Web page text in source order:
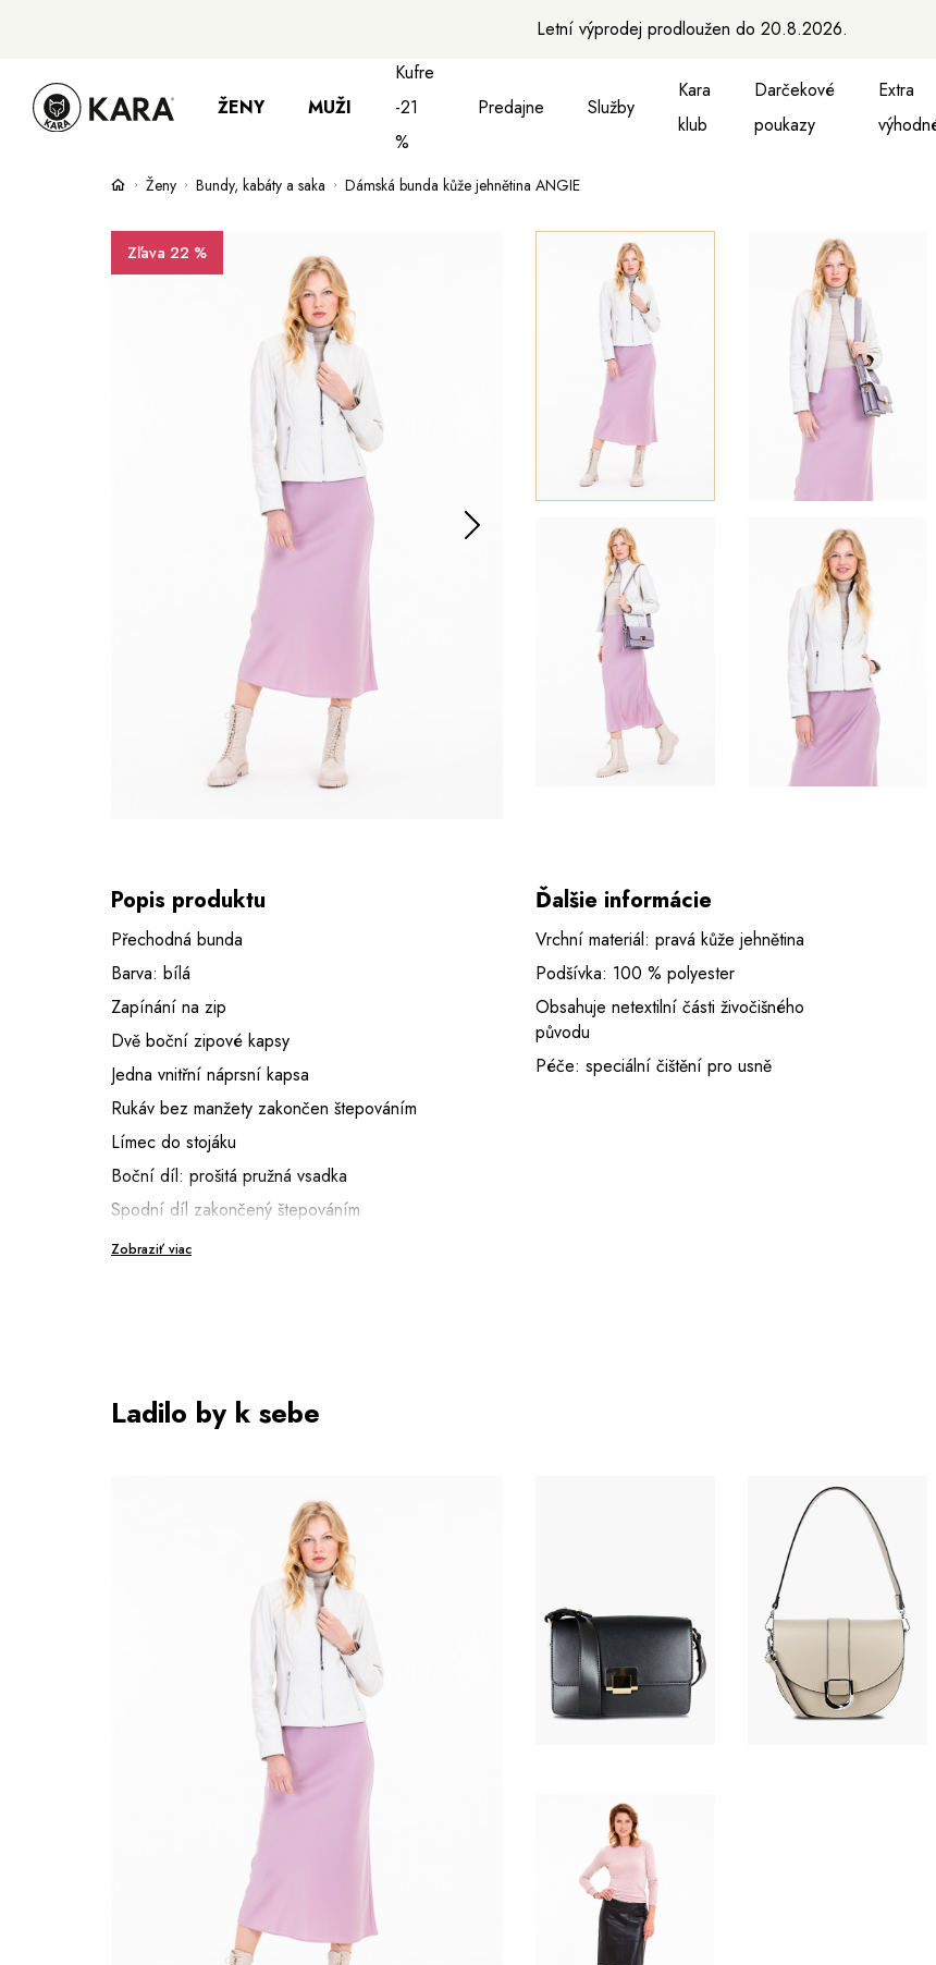
Letní výprodej prodloužen do 20.8.2026.
ŽENY
Bundy, kabáty a vesty Sukne, vesty a košele
MUŽI
Bundy, kabáty a vesty Aktovky, tašky a batohy
Kufre
-21
%
Predajne Služby
Kara
klub
Darčekové
poukazy
Extra
Ženy Bundy, kabáty a saka Dámská bunda kůže jehnětina ANGIE
Popis produktu
Přechodná bunda
Barva: bílá
Zapínání na zip
Dvě boční zipové kapsy
Jedna vnitřní náprsní kapsa
Rukáv bez manžety zakončen štepováním
Límec do stojáku
Boční díl: prošitá pružná vsadka
Spodní díl zakončený štepováním
Délka: 57 cm (vel. 38)
Zobraziť viac
Ďalšie informácie
Vrchní materiál: pravá kůže jehnětina
Podšívka: 100 % polyester
Obsahuje netextilní části živočišného
původu
Péče: speciální čištění pro usně
Zľava 22 %
Ladilo by k sebe